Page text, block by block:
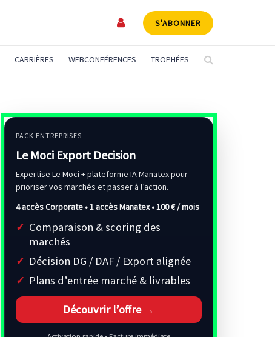
S'ABONNER
CARRIÈRES WEBCONFÉRENCES TROPHÉES
PACK ENTREPRISES
Le Moci Export Decision
Expertise Le Moci + plateforme IA Manatex pour
prioriser vos marchés et passer à l’action.
4 accès Corporate • 1 accès Manatex •100 € / mois
Comparaison & scoring des
marchés
Décision DG / DAF / Export alignée
Plans d’entrée marché & livrables
Découvrir l’offre →